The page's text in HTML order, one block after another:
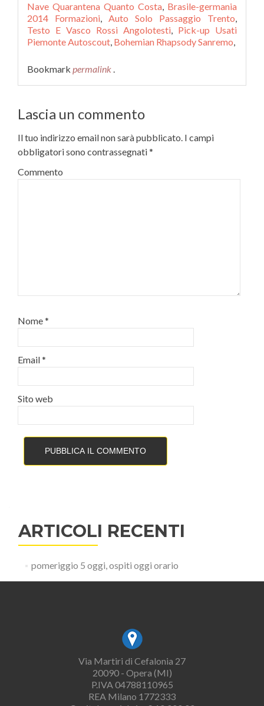
Nave Quarantena Quanto Costa, Brasile-germania
2014 Formazioni, Auto Solo Passaggio Trento,
Testo E Vasco Rossi Angolotesti, Pick-up Usati
Piemonte Autoscout, Bohemian Rhapsody Sanremo,
Bookmark permalink .
Lascia un commento
Il tuo indirizzo email non sarà pubblicato. I campi
obbligatori sono contrassegnati*
Commento
Nome*
Email*
Sito web
ARTICOLI RECENTI
pomeriggio 5 oggi, ospiti oggi orario
Via Martiri di Cefalonia 27
20090 - Opera (MI)
P.IVA 04788110965
REA Milano 1772333